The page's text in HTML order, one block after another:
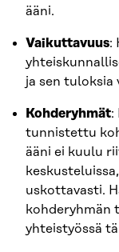
ääni.
Vaikuttavuus:
ja sen tuloksia
Kohderyhmät:
tunnistettu
ääni ei kuulu
uskottavasti.
kohderyhmän
yhteistyössä